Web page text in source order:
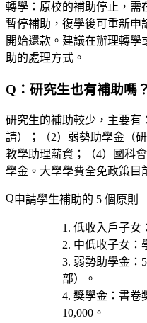
轉學：原校的補助停止，需
暫停補助，復學後可重新申
開始還款。建議在辦理轉
助的處理方式。
Q：研究生也有補助嗎？
研究生的補助較少，主要有
請）；（2）弱勢助學金（
教學助理薪資；（4）國科
學金。大學學費全免政策目
申請學生補助的 5 個原則
低收入戶子女
中低收子女 ：
弱勢助學金 ：
部）。
獎學金 ：書卷
10,000。